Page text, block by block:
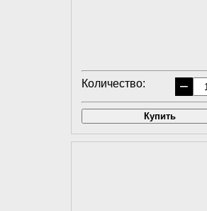
Количество: −
Купить